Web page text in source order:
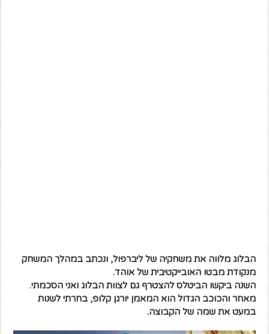
הבלוג מלווה את משחקיה של ליברפול, ונכתב במהלך המשחק
מנקודת מבטו האובייקטיבית של אוהד.
השנה ביקשו הביטלס להצטרף גם לצוות הבלוג ואני הסכמתי.
מאחר והכוכב הגדול הוא המאמן יורגן קלופ, בחרתי לשנות
במעט את שמה של הקבוצה.